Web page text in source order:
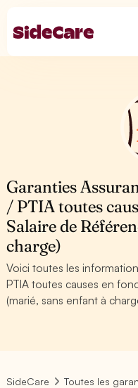
Garanties
/ PTIA toutes
Salaire de
charge)
Voici toutes les
PTIA toutes causes en
(marié, sans enfant à
SideCare
Toutes les